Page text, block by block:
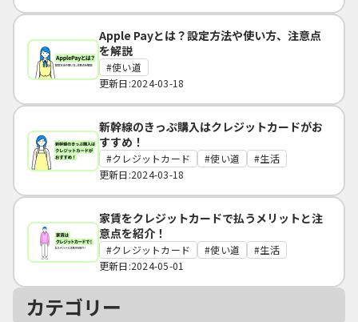
Apple Payとは？設定方法や使い方、注意点
を解説
使い道
更新日:2024-03-18
新幹線のきっぷ購入はクレジットカードがお
すすめ！
クレジットカード 使い道
生活
更新日:2024-03-18
家賃をクレジットカードで払うメリットと注
意点を紹介！
クレジットカード 使い道
生活
更新日:2024-05-01
カテゴリー